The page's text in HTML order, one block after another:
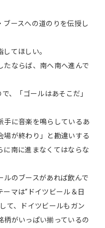
ースへの道のりを伝授し
てほしい。
たならば、南へ南へ進んで
、「ゴールはあそこだ」
手に音楽を鳴らしているあ
場が終わり」と勘違いする
に南に進まなくてはならな
ルのブースがあれば飲んで
マは“ドイツビール＆日
て、ドイツビールもガン
柄がいっぱい揃っているの